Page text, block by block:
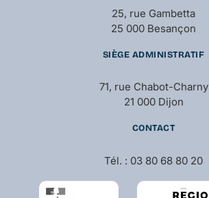
25, rue Gambetta
25 000 Besançon
SIÈGE ADMINISTRATIF
71, rue Chabot-Charny
21 000 Dijon
CONTACT
Tél. : 03 80 68 80 20